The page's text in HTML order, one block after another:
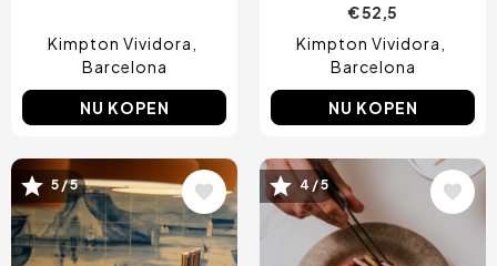
Kimpton Vividora
Barcelona
NU KOPEN
€ 52,5
Kimpton Vividora
Barcelona
NU KOPEN
Afbeelding
5 / 5 Afbeelding
4 / 5